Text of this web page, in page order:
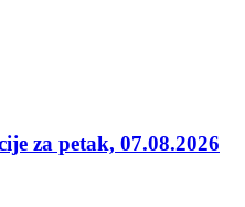
za petak, 07.08.2026